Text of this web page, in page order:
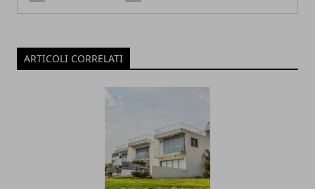
ARTICOLI CORRELATI